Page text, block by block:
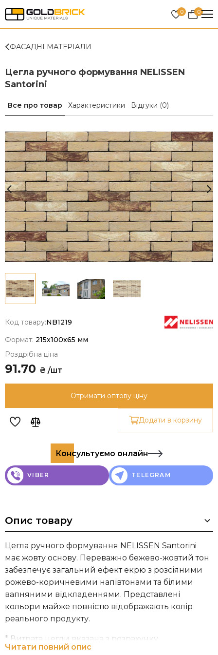
0 0
ФАСАДНІ МАТЕРІАЛИ
Цегла ручного формування NELISSEN
Santorini
Все про товар Характеристики Відгуки (0)
Код товару:NB1219
Формат: 215x100x65 мм
Роздрібна ціна
91.70 ₴ /шт
Отримати оптову ціну
Додати в корзину
Консультуємо онлайн
VIBER TELEGRAM
Опис товару
Цегла ручного формування NELISSEN Santorini
має жовту основу. Переважно бежево-жовтий тон
забезпечує загальний ефект екрю з розсіяними
рожево-коричневими напівтонами та білими
вапняними відкладеннями. Представлені
кольори майже повністю відображають колір
реального продукту.
* Витрата цегли вказана з розрахунку
рекомендованої товщини шва 12 мм.
Читати повний опис